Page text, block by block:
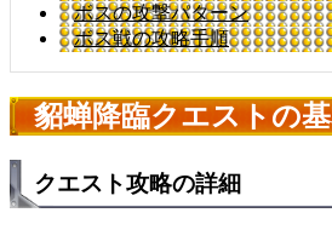
ボスの攻撃パターン
ボス戦の攻略手順
貂蝉降臨クエストの
クエスト攻略の詳細